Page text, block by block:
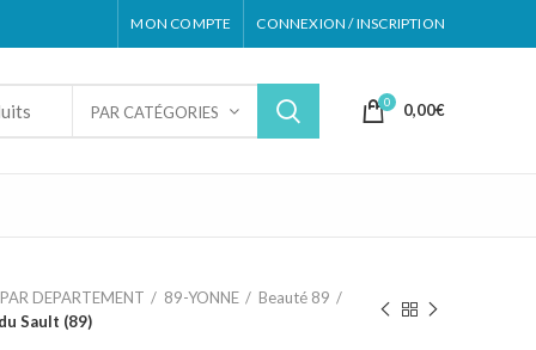
MON COMPTE CONNEXION / INSCRIPTION
PAR CATÉGORIES
0 0,00€
PAR DEPARTEMENT 89-YONNE
Beauté 89
Sault (89)